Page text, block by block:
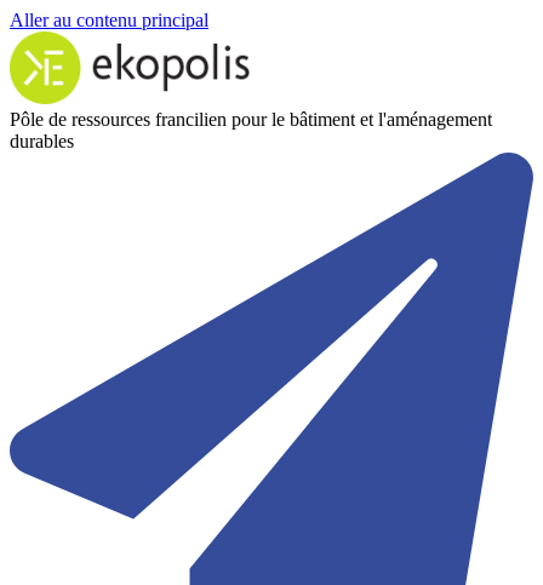
Aller au contenu principal
Pôle de ressources francilien pour le bâtiment et l'aménagement
durables